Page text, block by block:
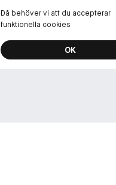
Då behöver vi att du accepterar
funktionella cookies
OK